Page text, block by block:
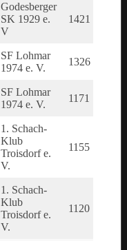
Godesberger
SK 1929 e.
V
1421
SF Lohmar
1974 e. V.
1326
SF Lohmar
1974 e. V.
1171
1. Schach-
Klub
Troisdorf e.
V.
1155
1. Schach-
Klub
Troisdorf e.
V.
1120